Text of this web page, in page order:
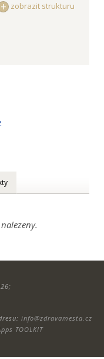
zobrazit strukturu
info@zdravamesta.cz
TOOLKIT